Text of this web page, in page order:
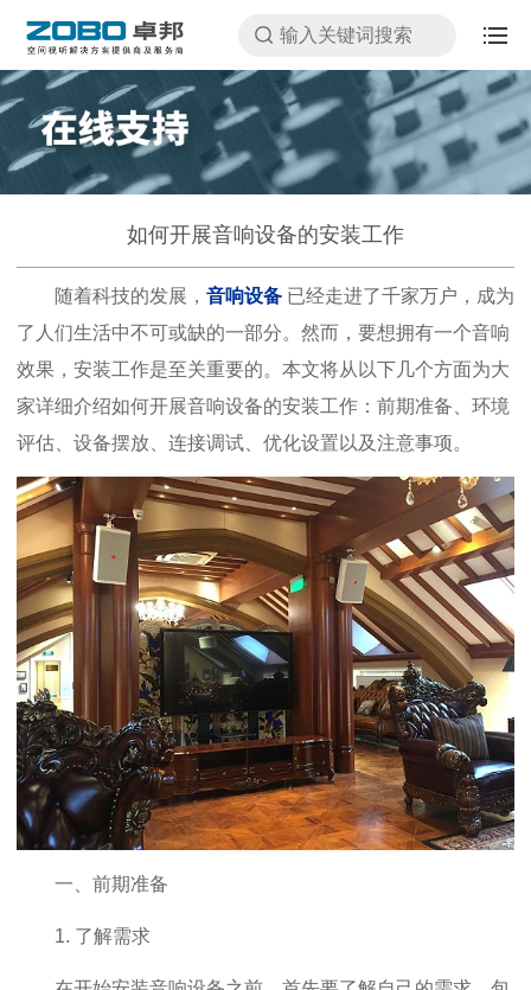
如何开展音响设备的安装工作
随着科技的发展， 音响设备 已经走进了千家万户，成为
了人们生活中不可或缺的一部分。然而，要想拥有一个音响
效果，安装工作是至关重要的。本文将从以下几个方面为大
家详细介绍如何开展音响设备的安装工作：前期准备、环境
评估、设备摆放、连接调试、优化设置以及注意事项。
一、前期准备
1. 了解需求